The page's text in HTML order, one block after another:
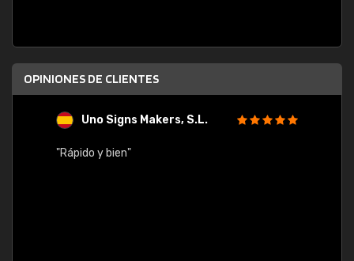
OPINIONES DE CLIENTES
Uno Signs Makers, S.L.
"Rápido y bien"